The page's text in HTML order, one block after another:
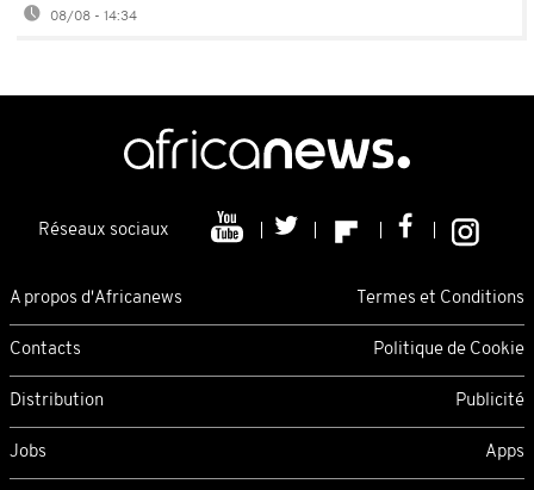
08/08 - 14:34
Réseaux sociaux
A propos d'Africanews Termes et Conditions
Contacts Politique de Cookie
Distribution Publicité
Jobs Apps